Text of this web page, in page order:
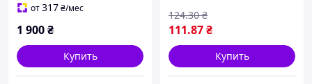
от317₴/мес
1 900₴
Купить
111.87₴
124.30 ₴
Купить